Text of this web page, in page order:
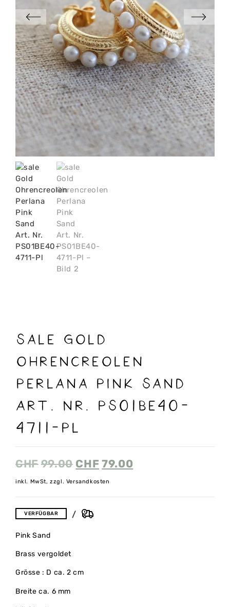
sale Gold
Ohrencreolen
Perlana Pink Sand
Art. Nr. PS01BE40-
4711-Pl
CHF 99.00 CHF 79.00
inkl. MwSt, zzgl. Versandkosten
VERFÜGBAR
Pink Sand
Brass vergoldet
Grösse : D ca. 2 cm
Breite ca. 6 mm